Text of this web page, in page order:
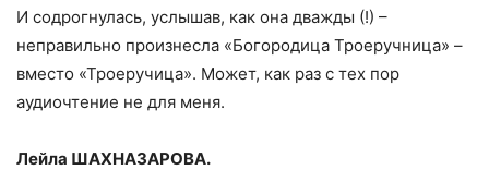
И содрогнулась, услышав, как она дважды (!) –
неправильно произнесла «Богородица Троеручница» –
вместо «Троеручица». Может, как раз с тех пор
аудиочтение не для меня.
Лейла ШАХНАЗАРОВА.